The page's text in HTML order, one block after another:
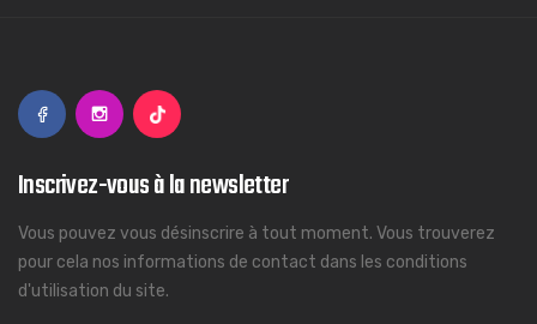
Inscrivez-vous à la newsletter
Vous pouvez vous désinscrire à tout moment. Vous trouverez
pour cela nos informations de contact dans les conditions
d'utilisation du site.